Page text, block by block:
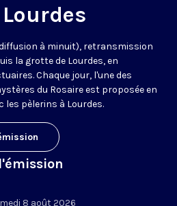
à minuit), retransmission
la grotte de Lourdes, en
Chaque jour, l'une des
du Rosaire est proposée en
les pèlerins à Lourdes.
8 août 2026